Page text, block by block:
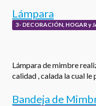
Lámpara
3- DECORACIÓN, HOGAR y
Lámpara de mimbre
calidad , calada la cual
Bandeja de